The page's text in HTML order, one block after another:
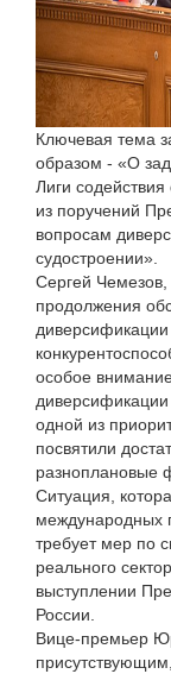
Ключевая тема
образом - «О
Лиги
из поручений
вопросам
судостроении».
Сергей Чемезов,
продолжения
особое
одной из
посвятили
разноплановые
Ситуация,
международных
требует мер по
реального
выступлении
России.
Вице-премьер